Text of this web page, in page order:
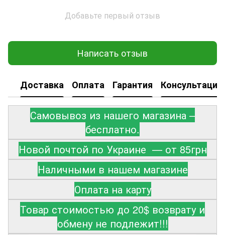
Добавьте первый отзыв
Написать отзыв
Доставка Оплата Гарантия Консультация
Самовывоз из нашего магазина –
бесплатно.
Новой почтой по Украине — от 85грн
Наличными в нашем магазине
Оплата на карту
Товар стоимостью до 20$ возврату и
обмену не подлежит!!!